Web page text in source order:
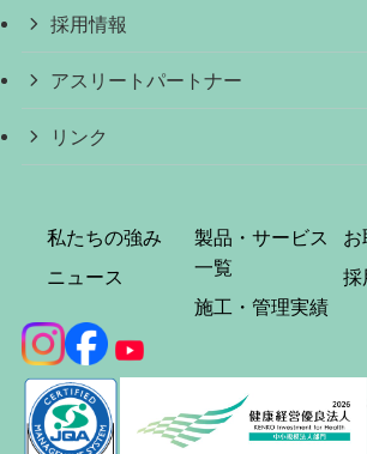
採用情報
アスリートパートナー
リンク
私たちの強み
ニュース
製品・サービス
一覧
施工・管理実績
お
採